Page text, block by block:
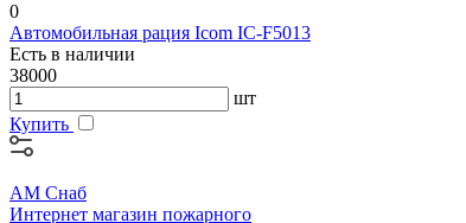
0
Автомобильная рация Icom IC-F5013
Есть в наличии
38000
шт
Купить
АМ Снаб
Интернет магазин пожарного